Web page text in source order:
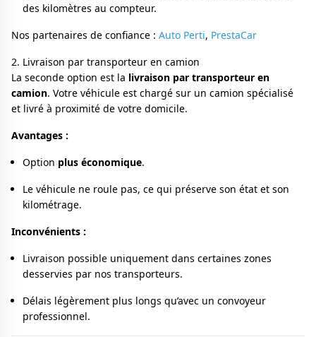
des kilomètres au compteur.
Nos partenaires de confiance : Auto Perti, PrestaCar
2. Livraison par transporteur en camion
La seconde option est la livraison par transporteur en
camion. Votre véhicule est chargé sur un camion spécialisé
et livré à proximité de votre domicile.
Avantages :
Option plus économique.
Le véhicule ne roule pas, ce qui préserve son état et son
kilométrage.
Inconvénients :
Livraison possible uniquement dans certaines zones
desservies par nos transporteurs.
Délais légèrement plus longs qu’avec un convoyeur
professionnel.